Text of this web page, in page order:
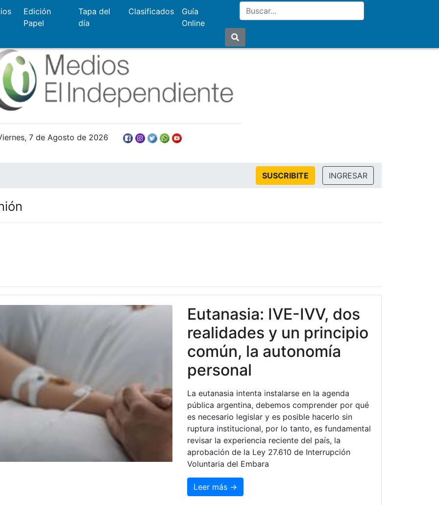
Edición
Papel
Tapa del
día
Clasificados
Guía
Online
7 de Agosto de 2026
SUSCRIBITE INGRESAR
Eutanasia: IVE-IVV, dos
realidades y un principio
común, la autonomía
personal
La eutanasia intenta instalarse en la agenda
pública argentina, debemos comprender por qué
es necesario legislar y es posible hacerlo sin
ruptura institucional, por lo tanto, es fundamental
revisar la experiencia reciente del país, la
aprobación de la Ley 27.610 de Interrupción
Voluntaria del Embara
Leer más →